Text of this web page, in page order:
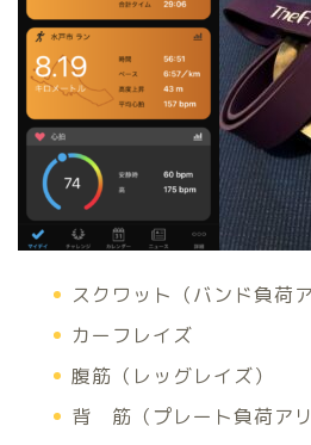
スクワット（バンド負荷ア
カーフレイズ
腹筋（レッグレイズ）
背 筋（プレート負荷アリ